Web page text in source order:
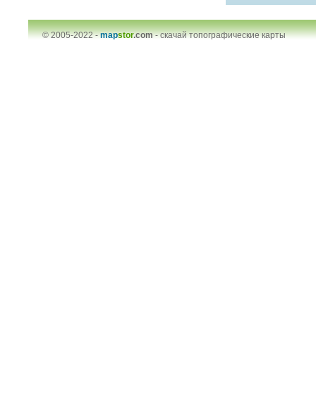
© 2005-2022 -mapstor.com-скачай топографические карты